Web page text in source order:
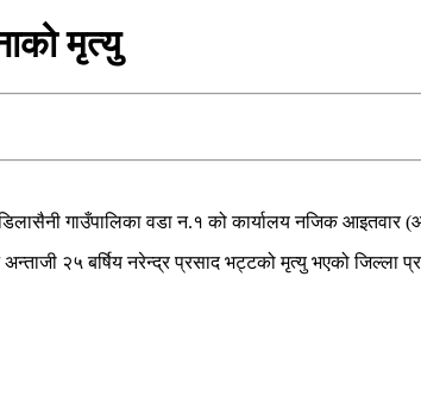
मृत्यु
गाउँपालिका वडा न.१ को कार्यालय नजिक
२५ बर्षिय नरेन्द्र प्रसाद भट्टको मृत्यु भएको जिल्ला